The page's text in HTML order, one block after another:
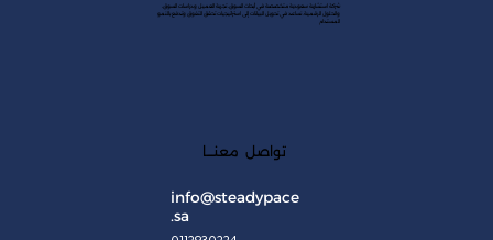
تواصل معنـــا
info@steadypace
.sa
شركة استشارية سعودية متخصصة في أبحاث السوق، تجربة العميل ودراسات السوق،
والحلول الرقمية. نساعد في تحويل البيانات إلى استراتيجيات تحقق التفوق وتدفع بالنمو
المستدام